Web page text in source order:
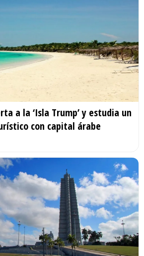
a la ‘Isla Trump’ y estudia un
con capital árabe